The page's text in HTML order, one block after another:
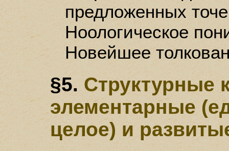
предложенных
Ноологическое
Новейшее
§5. Структурные
элементарные
целое) и